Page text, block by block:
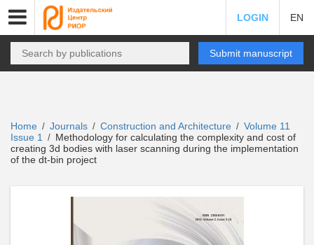
LOGIN EN
Submit manuscript
Home / Journals / Construction and Architecture / Volume 11
Issue 1
/ Methodology for calculating the complexity and cost of
creating 3d bodies with laser scanning during the implementation
of the dt-bin project